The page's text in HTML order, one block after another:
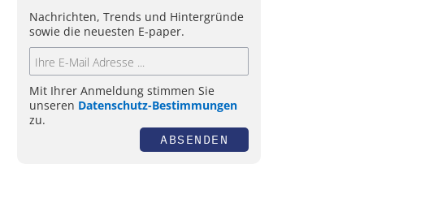
Nachrichten, Trends und Hintergründe
sowie die neuesten E-paper.
Mit Ihrer Anmeldung stimmen Sie
unseren Datenschutz-Bestimmungen
zu.
ABSENDEN